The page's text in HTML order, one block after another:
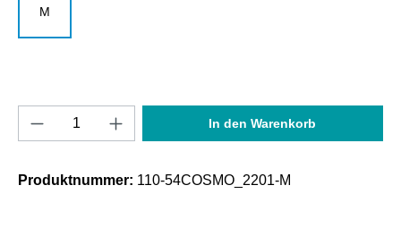
M
Produkt Anzahl: Gib den gewünschten
In den Warenkorb
Produktnummer: 110-54COSMO_2201-M